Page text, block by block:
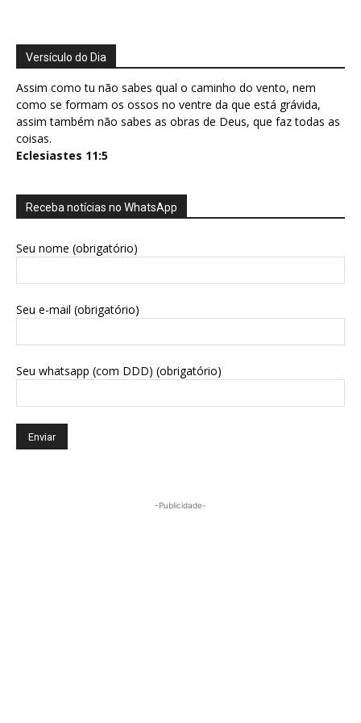
Versículo do Dia
Assim como tu não sabes qual o caminho do vento, nem
como se formam os ossos no ventre da que está grávida,
assim também não sabes as obras de Deus, que faz todas as
coisas.
Eclesiastes 11:5
Receba notícias no WhatsApp
Seu nome (obrigatório)
Seu e-mail (obrigatório)
Seu whatsapp (com DDD) (obrigatório)
-Publicidade-